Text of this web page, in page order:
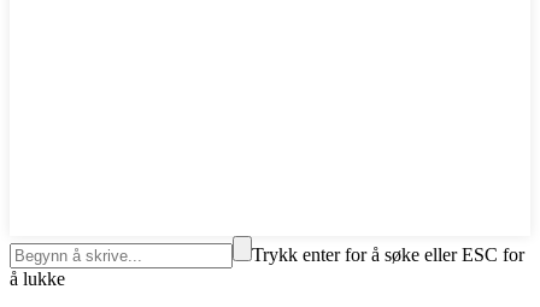
Trykk enter for å søke eller ESC for
å lukke